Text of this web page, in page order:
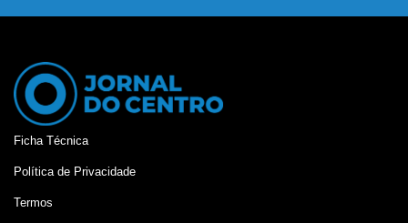
Ficha Técnica
Política de Privacidade
Termos